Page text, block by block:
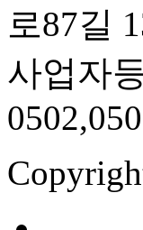
로87길
사업자